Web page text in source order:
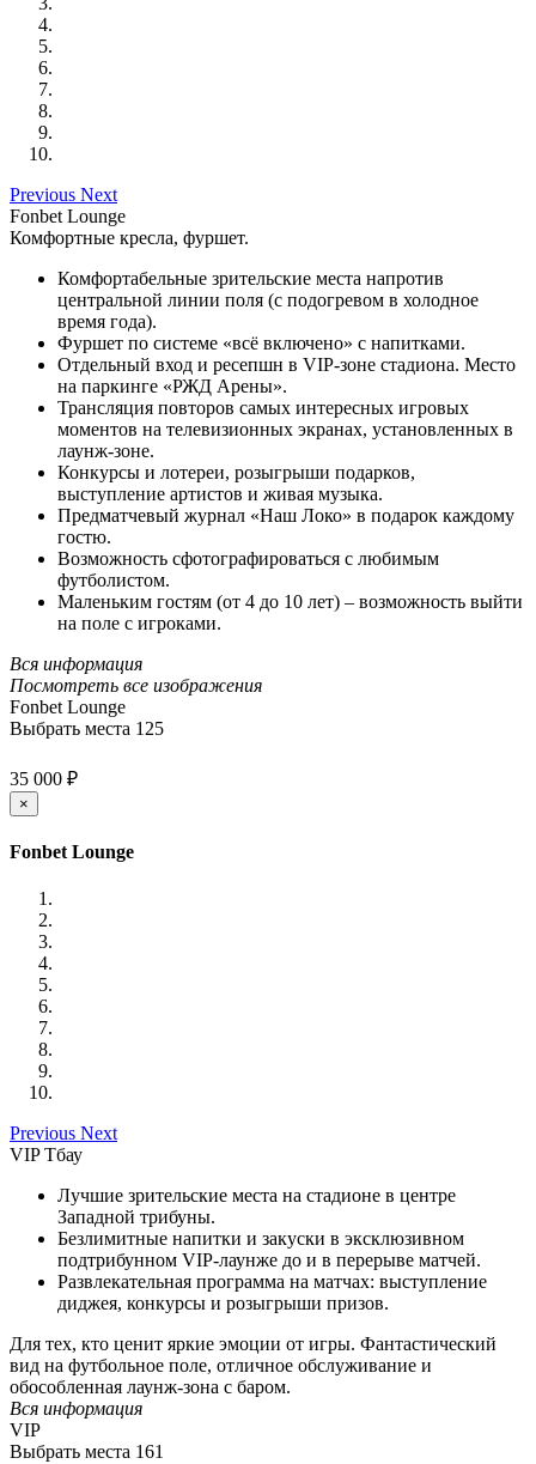
Previous Next
Fonbet Lounge
Комфортные кресла, фуршет.
Комфортабельные зрительские места напротив
центральной линии поля (с подогревом в холодное
время года).
Фуршет по системе «всё включено» с напитками.
Отдельный вход и ресепшн в VIP-зоне стадиона. Место
на паркинге «РЖД Арены».
Трансляция повторов самых интересных игровых
моментов на телевизионных экранах, установленных в
лаунж-зоне.
Конкурсы и лотереи, розыгрыши подарков,
выступление артистов и живая музыка.
Предматчевый журнал «Наш Локо» в подарок каждому
гостю.
Возможность сфотографироваться с любимым
футболистом.
Маленьким гостям (от 4 до 10 лет) – возможность выйти
на поле с игроками.
Вся информация
Посмотреть все изображения
Fonbet Lounge
Выбрать места 125
35 000 ₽
×
Fonbet Lounge
Previous Next
VIP Тбау
Лучшие зрительские места на стадионе в центре
Западной трибуны.
Безлимитные напитки и закуски в эксклюзивном
подтрибунном VIP-лаунже до и в перерыве матчей.
Развлекательная программа на матчах: выступление
диджея, конкурсы и розыгрыши призов.
Для тех, кто ценит яркие эмоции от игры. Фантастический
вид на футбольное поле, отличное обслуживание и
обособленная лаунж-зона с баром.
Вся информация
VIP
Выбрать места 161